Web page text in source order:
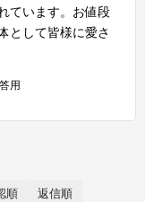
ています。お値段
として皆様に愛さ
用
順
返信順